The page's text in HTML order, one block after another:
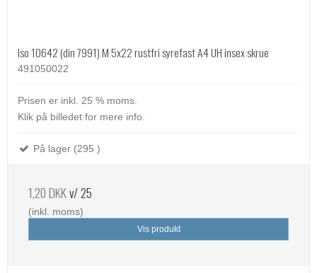
Iso 10642 (din 7991) M 5x22 rustfri syrefast A4 UH insex skrue
491050022
Prisen er inkl. 25 % moms.
Klik på billedet for mere info.
På lager (295 )
1,20 DKKv/ 25
(inkl. moms)
Vis produkt